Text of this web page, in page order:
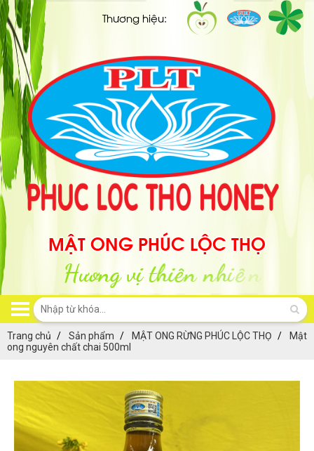
Thương hiệu:
MẬT ONG PHÚC LỘC THỌ
Trang chủ Sản phẩm MẬT ONG RỪNG PHÚC LỘC THỌ
Mật
ong nguyên chất chai 500ml